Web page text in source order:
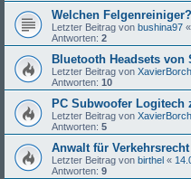
Welchen Felgenreiniger?
Letzter Beitrag von bushina97 «
Antworten: 2
Bluetooth Headsets
Letzter Beitrag von
Antworten: 10
PC Subwoofer Logitech
Letzter Beitrag von
Antworten: 5
Anwalt für Verkehrsrecht
Letzter Beitrag von birthel «
Antworten: 9